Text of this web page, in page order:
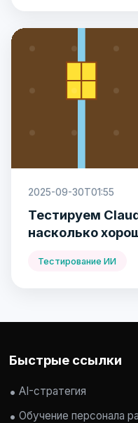
2025-09-30T01:55
Тестируем
насколько
Тестирование ИИ
Быстрые ссылки
AI-стратегия
Обучение персонала